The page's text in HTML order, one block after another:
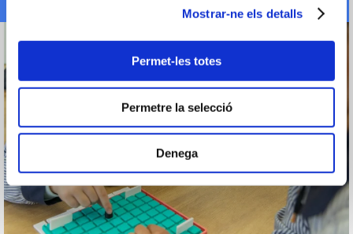
Mostrar-ne els detalls
Permet-les totes
Permetre la selecció
Denega